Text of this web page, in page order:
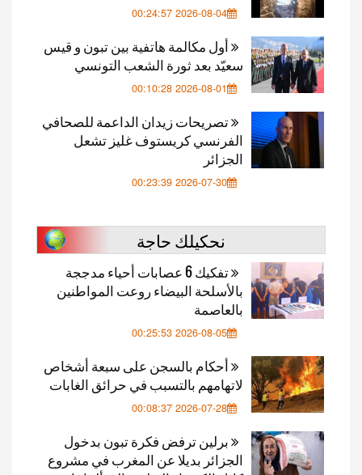
2026-08-04 00:24:57
أول مكالمة هاتفية بين تبون و قيس
سعيّد بعد ثورة الشعب التونسي
2026-08-01 00:10:28
تصريحات زيدان الداعمة للصحافي
الفرنسي كريستوف غليز تشعل
الجزائر
2026-07-30 00:23:39
نحكيلك حاجة
تفكيك 6 عصابات أحياء مدججة
بالأسلحة البيضاء روعت المواطنين
بالعاصمة
2026-08-05 00:25:53
أحكام بالسجن على سبعة أشخاص
لاتهامهم بالتسبب في حرائق الغابات
2026-07-28 00:08:37
برلين ترفض فكرة تبون بدخول
الجزائر بديلا عن المغرب في مشروع